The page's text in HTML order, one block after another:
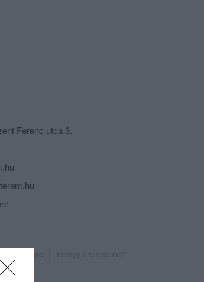
Ferenc utca 3.
jelentése Te vagy a tulajdonos?